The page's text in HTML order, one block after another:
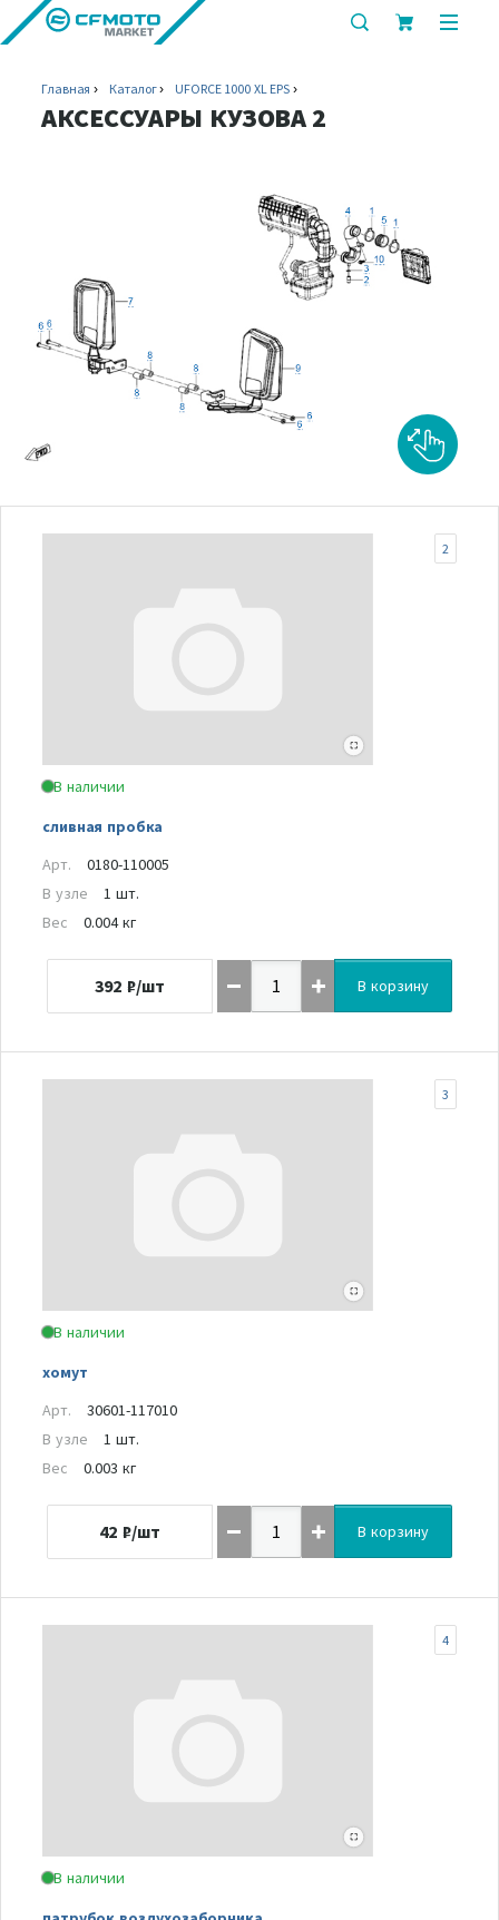
показать
Главная Каталог UFORCE 1000 XL EPS
АКСЕССУАРЫ КУЗОВА 2
В наличии
сливная пробка
2
Арт.
0180-110005
В узле
1 шт.
Вес
0.004 кг
392 ₽/шт В корзину
В наличии
хомут
3
Арт.
30601-117010
В узле
1 шт.
Вес
0.003 кг
42 ₽/шт В корзину
В наличии
4